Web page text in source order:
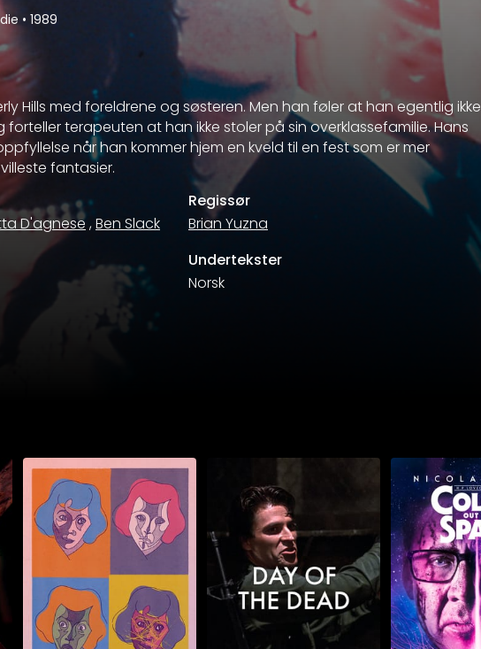
• 1989
Hills med foreldrene og søsteren. Men han føler at han egentlig ikke
forteller terapeuten at han ikke stoler på sin overklassefamilie. Hans
når han kommer hjem en kveld til en fest som er mer
fantasier.
D'agnese,Ben Slack
Regissør
Brian Yuzna
Undertekster
Norsk